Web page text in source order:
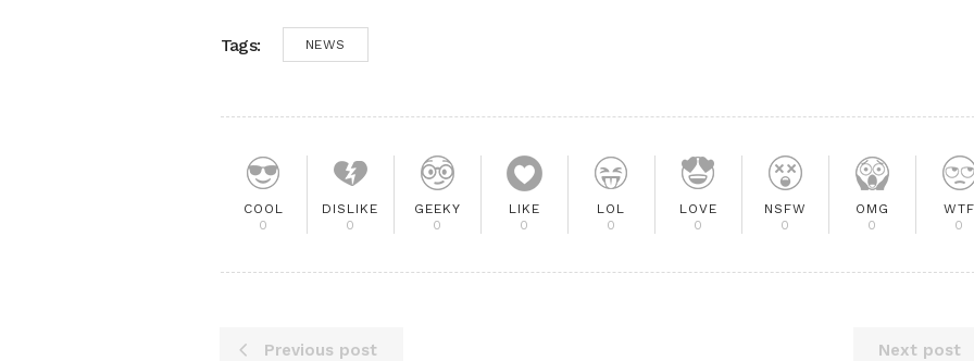
Tags: NEWS
COOL
0
DISLIKE
0
GEEKY
0
LIKE
0
LOL
0
LOVE
0
NSFW
0
OMG
0
WTF
0
Previous post Next post